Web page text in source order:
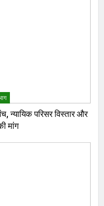
न्यायिक परिसर विस्तार और
मांग